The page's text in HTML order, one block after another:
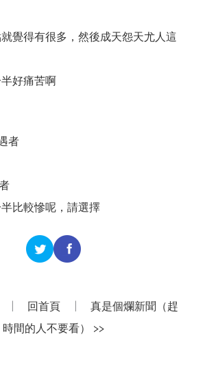
覺得有很多，然後成天怨天尤人這
好痛苦啊
者
比較慘呢，請選擇
回首頁
真是個爛新聞（趕
時間的人不要看） >>